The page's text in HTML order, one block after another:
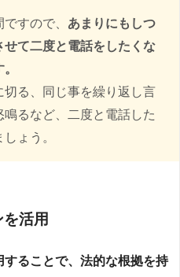
すので、 あまりにもしつ
て二度と電話をしたくな
る、同じ事を繰り返し言
るなど、二度と電話した
ょう。
活用
ることで、法的な根拠を持